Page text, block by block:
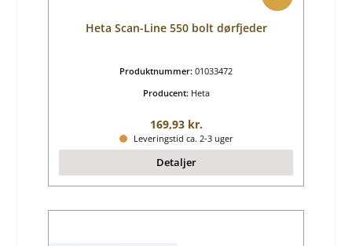
Heta Scan-Line 550 bolt dørfjeder
Produktnummer: 01033472
Producent: Heta
Almindelig pris:
169,93 kr.
Leveringstid ca. 2-3 uger
Detaljer